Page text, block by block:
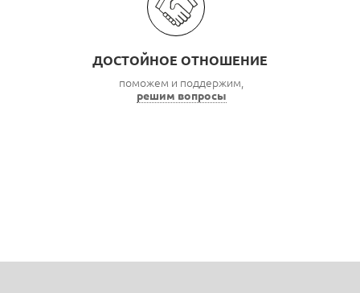
ДОСТОЙНОЕ ОТНОШЕНИЕ
поможем и поддержим,
решим вопросы